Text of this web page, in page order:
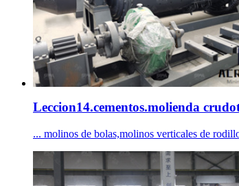
Leccion14.cementos.molienda
... molinos de bolas,molinos verticales de